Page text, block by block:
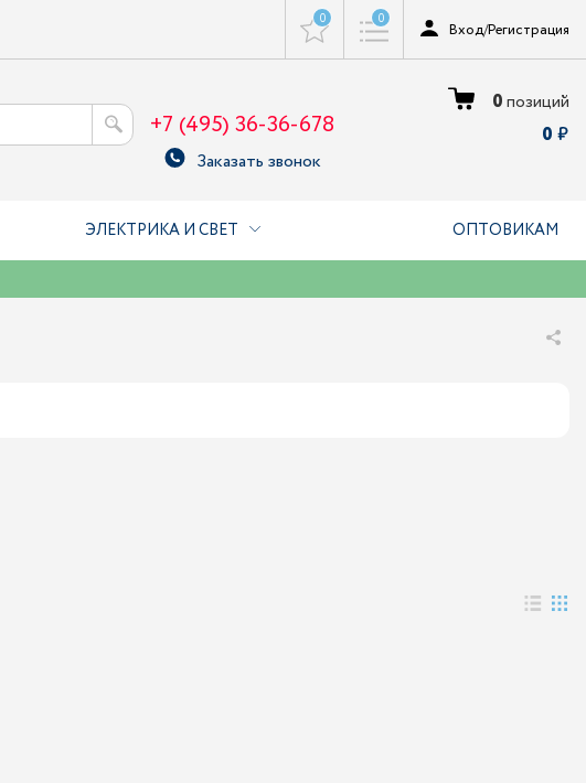
0 0
Вход/Регистрация
+7 (495) 36-36-678
Заказать звонок
0позиций
0
ЭЛЕКТРИКА И СВЕТ ОПТОВИКАМ